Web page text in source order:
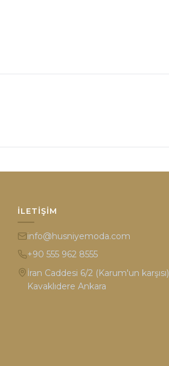
İLETIŞIM
info@husniyemoda.com
+90 555 962 8555
İran Caddesi 6/2 (Karum'un karşısı)
Kavaklıdere Ankara